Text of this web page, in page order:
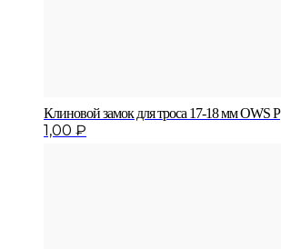
Клиновой замок для троса 17-18 мм OWS P
1,00 ₽